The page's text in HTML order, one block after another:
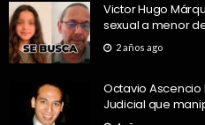
Victor Hugo
sexual a menor
2 años ago
Octavio Ascencio
Judicial que